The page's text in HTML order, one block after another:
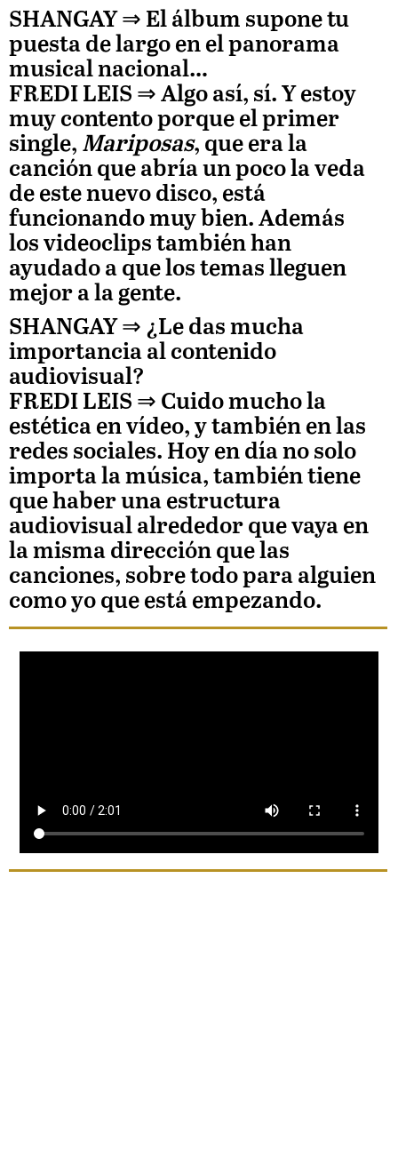
SHANGAY ⇒ El álbum supone tu
puesta de largo en el panorama
musical nacional…
FREDI LEIS ⇒ Algo así, sí. Y estoy
muy contento porque el primer
single, Mariposas, que era la
canción que abría un poco la veda
de este nuevo disco, está
funcionando muy bien. Además
los videoclips también han
ayudado a que los temas lleguen
mejor a la gente.
SHANGAY ⇒ ¿Le das mucha
importancia al contenido
audiovisual?
FREDI LEIS ⇒ Cuido mucho la
estética en vídeo, y también en las
redes sociales. Hoy en día no solo
importa la música, también tiene
que haber una estructura
audiovisual alrededor que vaya en
la misma dirección que las
canciones, sobre todo para alguien
como yo que está empezando.